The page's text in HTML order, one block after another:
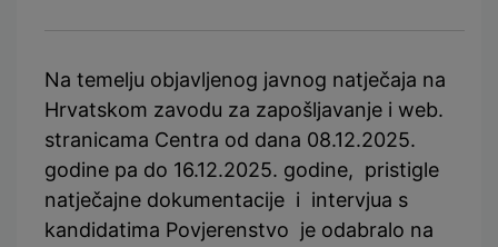
Na temelju objavljenog javnog natječaja na
Hrvatskom zavodu za zapošljavanje i web.
stranicama Centra od dana 08.12.2025.
godine pa do 16.12.2025. godine, pristigle
natječajne dokumentacije i intervjua s
kandidatima Povjerenstvo je odabralo na